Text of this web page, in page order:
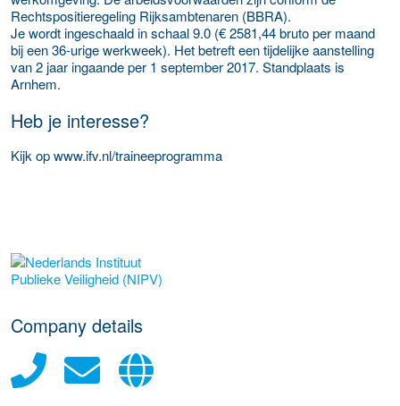
Rechtspositieregeling Rijksambtenaren (BBRA).
Je wordt ingeschaald in schaal 9.0 (€ 2581,44 bruto per maand
bij een 36-urige werkweek). Het betreft een tijdelijke aanstelling
van 2 jaar ingaande per 1 september 2017. Standplaats is
Arnhem.
Heb je interesse?
Kijk op www.ifv.nl/traineeprogramma
More Employer Details
Company details